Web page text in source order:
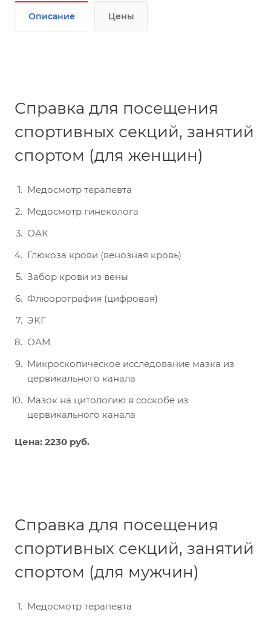
Описание Цены
Справка для посещения
спортивных секций, занятий
спортом (для женщин)
Медосмотр терапевта
Медосмотр гинеколога
ОАК
Глюкоза крови (венозная кровь)
Забор крови из вены
Флюорография (цифровая)
ЭКГ
ОАМ
Микроскопическое исследование мазка из
цервикального канала
Мазок на цитологию в соскобе из
цервикального канала
Цена: 2230 руб.
Справка для посещения
спортивных секций, занятий
спортом (для мужчин)
Медосмотр терапевта